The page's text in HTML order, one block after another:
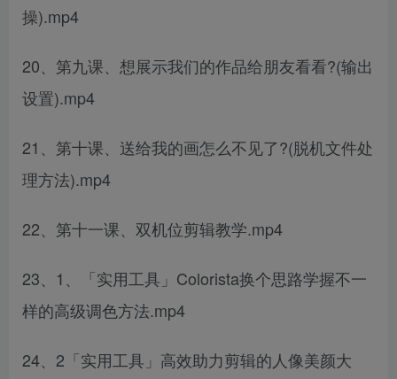
操).mp4
20、第九课、想展示我们的作品给朋友看看?(输出
设置).mp4
21、第十课、送给我的画怎么不见了?(脱机文件处
理方法).mp4
22、第十一课、双机位剪辑教学.mp4
23、1、「实用工具」Colorista换个思路学握不一
样的高级调色方法.mp4
24、2「实用工具」高效助力剪辑的人像美颜大